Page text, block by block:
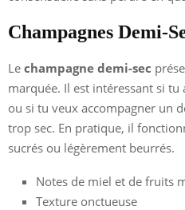
Champagnes Demi-
Le champagne demi-sec
marquée. Il est intéressant si
ou si tu veux accompagner un
trop sec. En pratique, il
sucrés ou légèrement beurrés.
Notes de miel et de fruits
Texture onctueuse